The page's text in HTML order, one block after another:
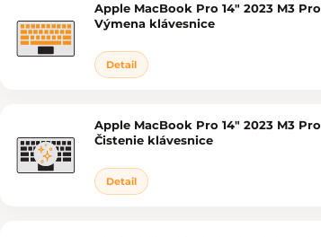
Apple MacBook Pro 14" 2023 M3 Pro
Výmena klávesnice
Detail
Apple MacBook Pro 14" 2023 M3 Pro
Čistenie klávesnice
Detail